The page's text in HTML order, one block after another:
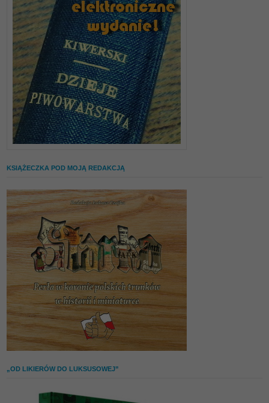
KSIĄŻECZKA POD MOJĄ REDAKCJĄ
„OD LIKIERÓW DO LUKSUSOWEJ”